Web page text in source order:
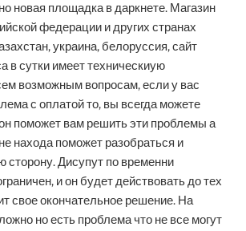
новая площадка в даркнете. Магазин
федерации и других странах
украина, белоруссия, сайт
в сутки имеет техническиую
возможным вопросам, если у вас
с оплатой то, вы всегда можете
поможет вам решить эти проблемы а
находа поможет разобраться и
сторону. Дисупут по временни
и он будет действовать до тех
свое окончательное решение. На
но есть проблема что не все могут